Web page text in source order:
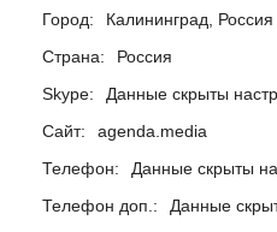
Город:
Калининград, Россия
Страна:
Россия
Skype:
Данные скрыты
Сайт:
agenda.media
Телефон:
Данные скрыты
Телефон доп.:
Данные